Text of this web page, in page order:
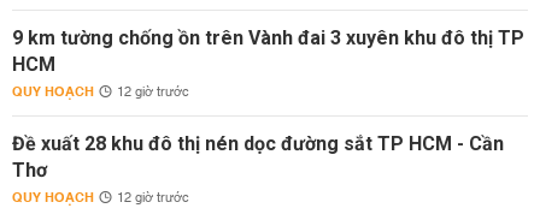
9 km tường chống ồn trên Vành đai 3 xuyên khu đô thị TP
HCM
QUY HOẠCH 12 giờ trước
Đề xuất 28 khu đô thị nén dọc đường sắt TP HCM - Cần
Thơ
QUY HOẠCH 12 giờ trước